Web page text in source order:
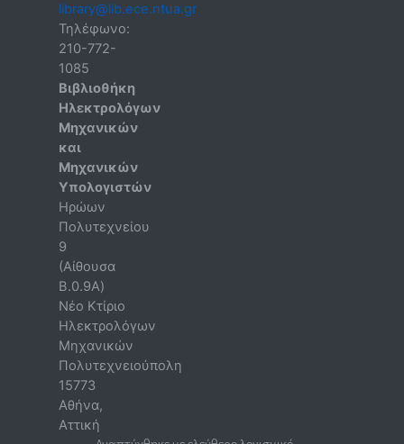
library@lib.ece.ntua.gr
Τηλέφωνο:
210-772-
1085
Βιβλιοθήκη
Ηλεκτρολόγων
Μηχανικών
και
Μηχανικών
Υπολογιστών
Ηρώων
Πολυτεχνείου
9
(Αίθουσα
B.0.9A)
Νέο Κτίριο
Ηλεκτρολόγων
Μηχανικών
Πολυτεχνειούπολη
15773
Αθήνα,
Αττική